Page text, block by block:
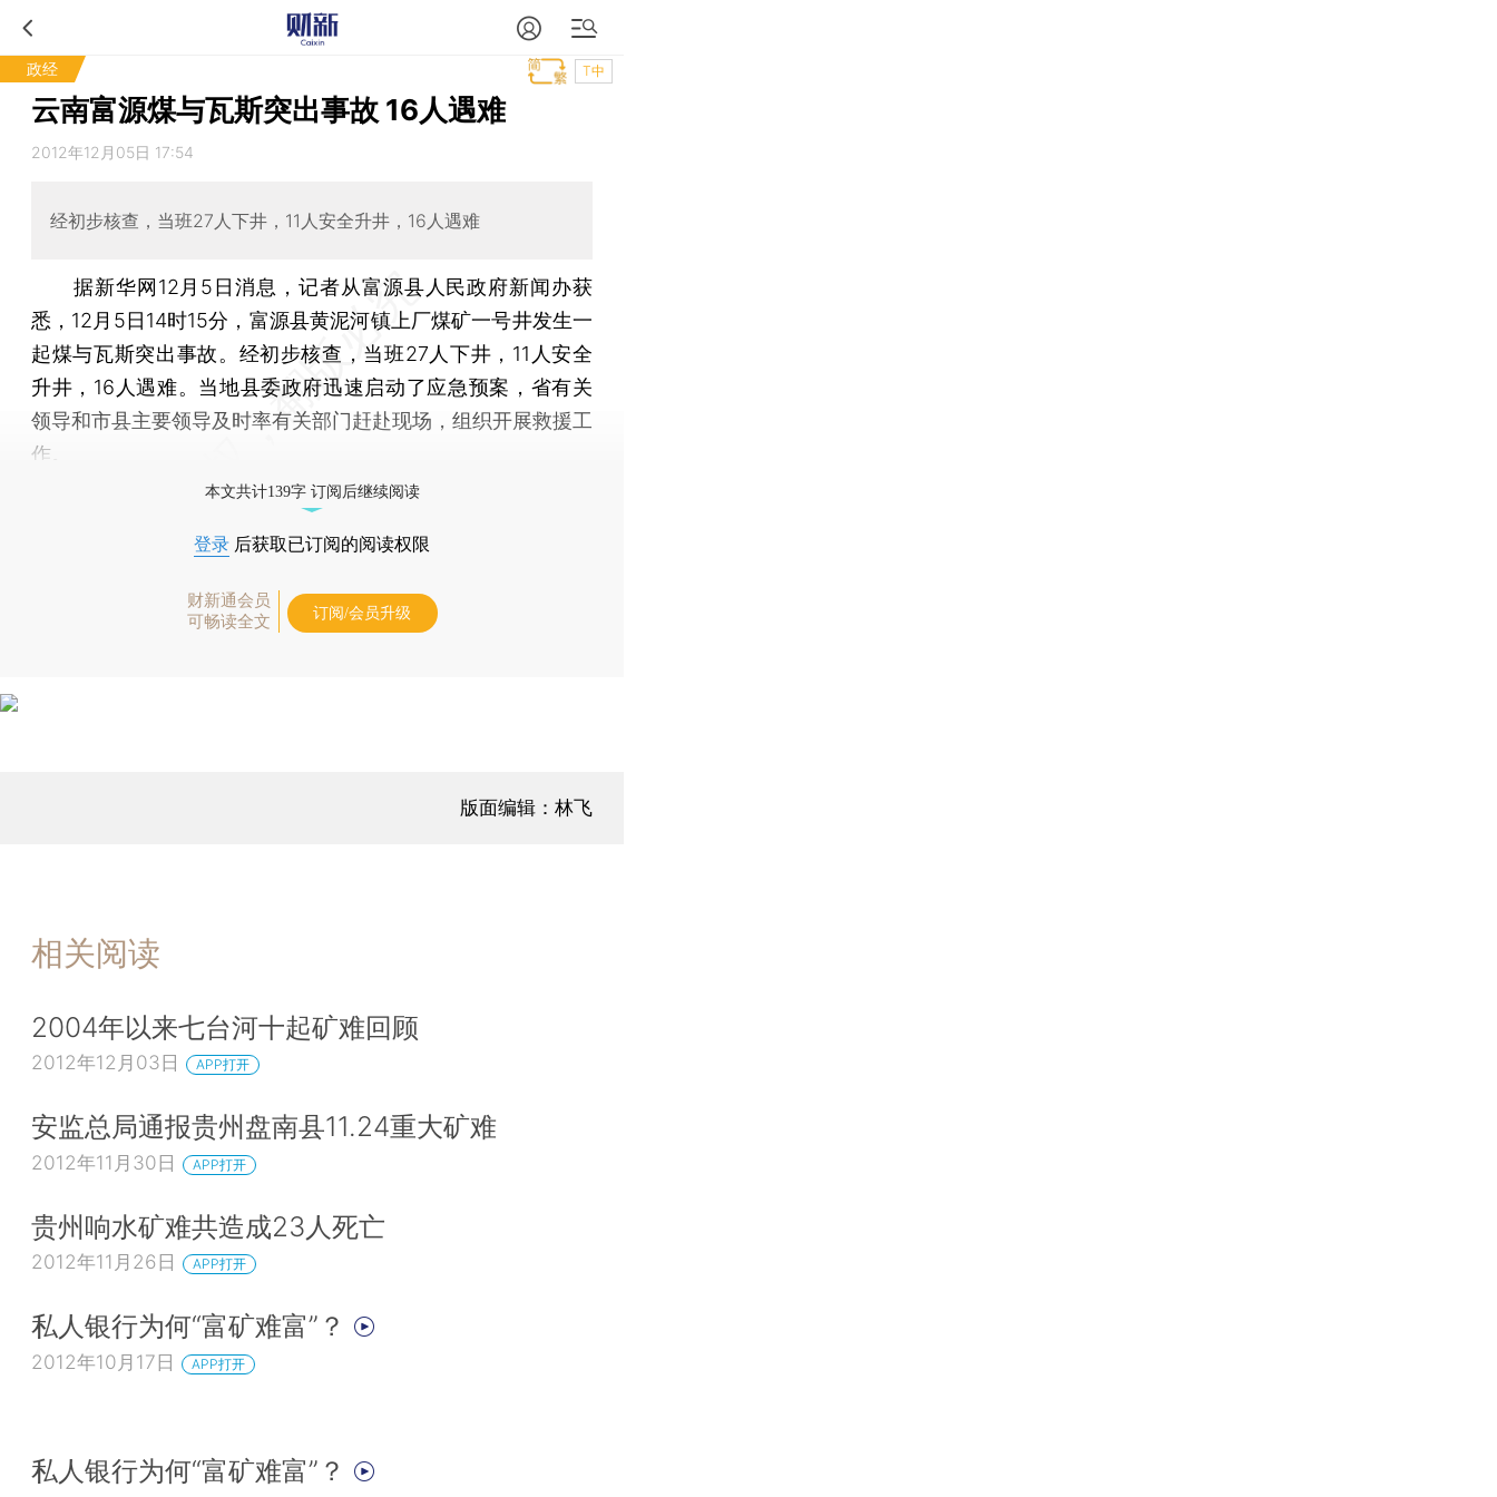
政经 T中
云南富源煤与瓦斯突出事故 16人遇难
2012年12月05日 17:54
经初步核查，当班27人下井，11人安全升井，16人遇难
据新华网12月5日消息，记者从富源县人民政府新闻办获
悉，12月5日14时15分，富源县黄泥河镇上厂煤矿一号井发生一
起煤与瓦斯突出事故。经初步核查，当班27人下井，11人安全
升井，16人遇难。当地县委政府迅速启动了应急预案，省有关
领导和市县主要领导及时率有关部门赶赴现场，组织开展救援工
作。
本文共计139字 订阅后继续阅读
登录 后获取已订阅的阅读权限
财新通会员
可畅读全文
订阅/会员升级
版面编辑：林飞
相关阅读
2004年以来七台河十起矿难回顾
2012年12月03日 APP打开
安监总局通报贵州盘南县11.24重大矿难
2012年11月30日 APP打开
贵州响水矿难共造成23人死亡
2012年11月26日 APP打开
私人银行为何“富矿难富”？
2012年10月17日 APP打开
私人银行为何“富矿难富”？